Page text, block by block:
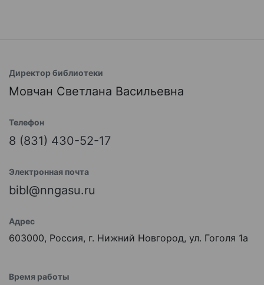
Директор библиотеки
Мовчан Светлана Васильевна
Телефон
8 (831) 430-52-17
Электронная почта
bibl@nngasu.ru
Адрес
603000, Россия, г. Нижний Новгород, ул. Гоголя 1а
Время работы